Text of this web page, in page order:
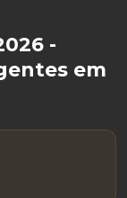
-
em